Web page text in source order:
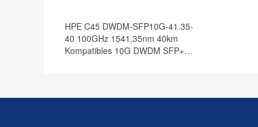
HPE C45 DWDM-SFP10G-41.35-
40 100GHz 1541,35nm 40km
Kompatibles 10G DWDM SFP+